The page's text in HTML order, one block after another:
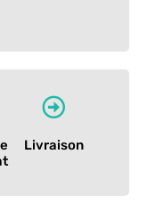
Livraison